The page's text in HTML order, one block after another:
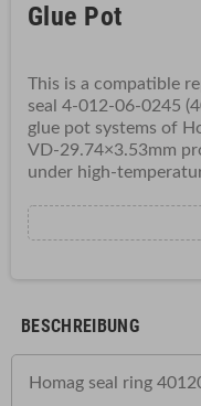
Glue Pot
This is a compatible
seal 4-012-06-0245
glue pot systems of
VD-29.74×3.53mm
under high-
BESCHREIBUNG
Homag seal ring